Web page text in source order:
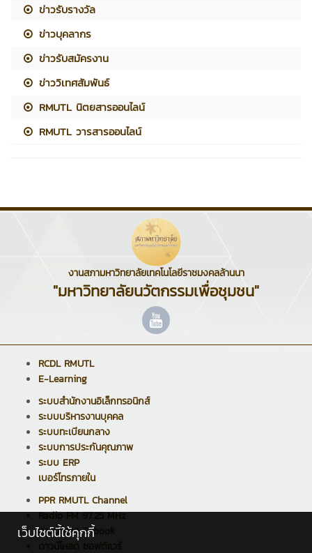
ข่าวรับรางวัล
ข่าวบุคลากร
ข่าวรับสมัครงาน
ข่าววิเทศสัมพันธ์
RMUTL นิตยสารออนไลน์
RMUTL วารสารออนไลน์
งานสภามหาวิทยาลัยเทคโนโลยีราชมงคลล้านนา
"มหาวิทยาลัยนวัตกรรมเพื่อชุมชน"
RCDL RMUTL
E-Learning
ระบบสำนักงานอิเล็กทรอนิกส์
ระบบบริหารงานบุคคล
ระบบทะเบียนกลาง
ระบบการประกันคุณภาพ
ระบบ ERP
เบอร์โทรภายใน
PPR RMUTL Channel
Radio FM 97.25 MHz
ดาวน์โหลด E-book
ดาวน์โหลด ซอฟต์แวร์
เว็บไซต์นี้ใช้คุกกี้